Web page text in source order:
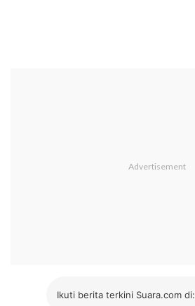
Ikuti berita terkini Suara.com di: